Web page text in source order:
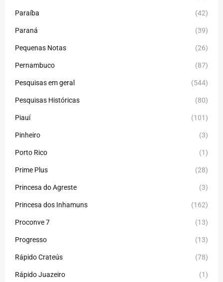
Paraíba (42)
Paraná (39)
Pequenas Notas (26)
Pernambuco (87)
Pesquisas em geral (544)
Pesquisas Históricas (80)
Piauí (101)
Pinheiro (3)
Porto Rico (1)
Prime Plus (28)
Princesa do Agreste (3)
Princesa dos Inhamuns (162)
Proconve 7 (13)
Progresso (13)
Rápido Crateús (78)
Rápido Juazeiro (1)